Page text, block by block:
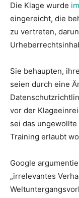
Die Klage wurde
eingereicht, die
zu vertreten,
Sie behaupten,
seien durch eine
vor der
sei das
Training erlaubt
Google
„irrelevantes